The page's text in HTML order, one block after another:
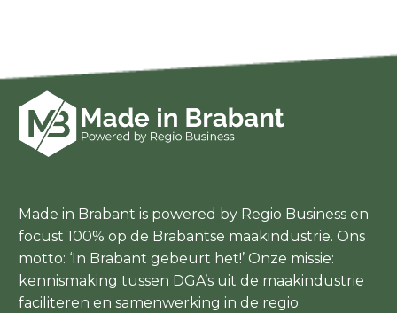
Made in Brabant is powered by Regio Business en
focust 100% op de Brabantse maakindustrie. Ons
motto: ‘In Brabant gebeurt het!’ Onze missie:
kennismaking tussen DGA’s uit de maakindustrie
faciliteren en samenwerking in de regio